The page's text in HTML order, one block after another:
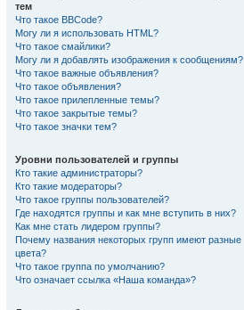
тем
Что такое BBCode?
Могу ли я использовать HTML?
Что такое смайлики?
Могу ли я добавлять изображения к сообщениям?
Что такое важные объявления?
Что такое объявления?
Что такое прилепленные темы?
Что такое закрытые темы?
Что такое значки тем?
Уровни пользователей и группы
Кто такие администраторы?
Кто такие модераторы?
Что такое группы пользователей?
Где находятся группы и как мне вступить в них?
Как мне стать лидером группы?
Почему названия некоторых групп имеют разные
цвета?
Что такое группа по умолчанию?
Что означает ссылка «Наша команда»?